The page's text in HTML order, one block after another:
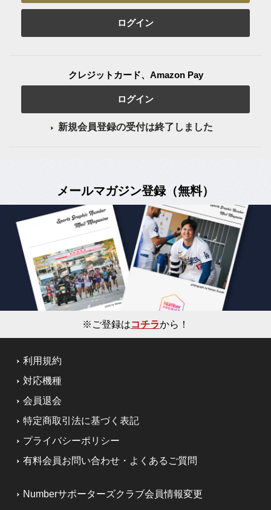
ログイン
クレジットカード、Amazon Pay
ログイン
新規会員登録の受付は終了しました
メールマガジン登録（無料）
※ご登録はコチラから！
利用規約
対応機種
会員退会
特定商取引法に基づく表記
プライバシーポリシー
有料会員お問い合わせ・よくあるご質問
Numberサポーターズクラブ会員情報変更